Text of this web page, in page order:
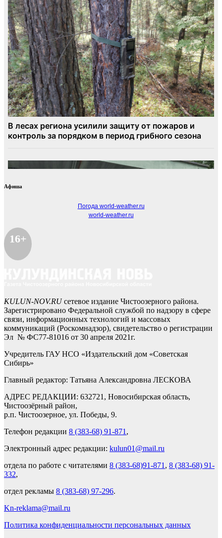
Афиша
Погода world-weather.ru
world-weather.ru
16+
KULUN-NOV.RUсетевое издание Чистоозерного района.
Зарегистрировано Федеральной службой по надзору в сфере
связи, информационных технологий и массовых
коммуникаций (Роскомнадзор), свидетельство о регистрации
Эл № ФС77-81016 от 30 апреля 2021г.
Учредитель ГАУ НСО «Издательский дом «Советская
Сибирь»
Главный редактор: Татьяна Александровна ЛЕСКОВА
АДРЕС РЕДАКЦИИ: 632721, Новосибирская область,
Чистоозёрный район,
р.п. Чистоозерное, ул. Победы, 9.
Телефон редакции 8 (383-68) 91-871 ,
Электронный адрес редакции: kulun01@mail.ru
отдела по работе с читателями 8 (383-68)91-871 , 8 (383-68) 91-
332,
отдел рекламы 8 (383-68) 97-296.
Kn-reklama@mail.ru
Политика конфиденциальности персональных данных